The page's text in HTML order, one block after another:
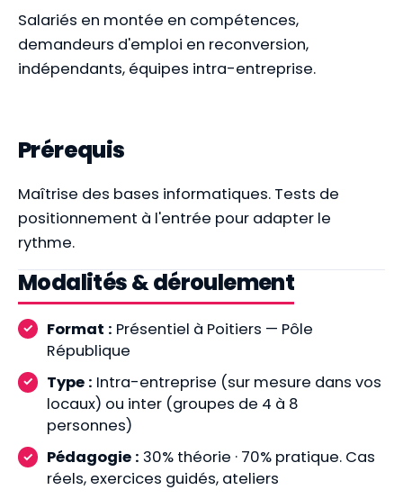
Salariés en montée en compétences,
demandeurs d'emploi en reconversion,
indépendants, équipes intra-entreprise.
Prérequis
Maîtrise des bases informatiques. Tests de
positionnement à l'entrée pour adapter le
rythme.
Modalités & déroulement
Format : Présentiel à Poitiers — Pôle
République
Type : Intra-entreprise (sur mesure dans vos
locaux) ou inter (groupes de 4 à 8
personnes)
Pédagogie : 30% théorie · 70% pratique. Cas
réels, exercices guidés, ateliers